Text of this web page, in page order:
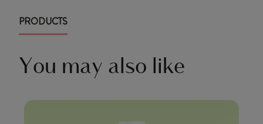
PRODUCTS
You may also like